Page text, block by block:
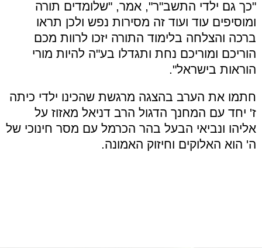
"כך גם ילדי התשב"ר", אמר, "שלומדים תורה
ומוסיפים עוד ועוד זה מסירות נפש ולכן תראו
ברכה והצלחה בלימוד התורה יזכו לרוות מכם
הוריכם ומוריכם נחת ותגדלו בע"ה להיות מורי
הוראות בישראל".
חתמו את הערב בהצגה מרגשת שהכינו ילדי כיתה
ז' יחד עם המחנך הדגול הרב דניאל מאזוז על
אליהו ונביאי הבעל בהר הכרמל עם מסר חינוכי של
ה' הוא האלוקים וחיזוק האמונה.